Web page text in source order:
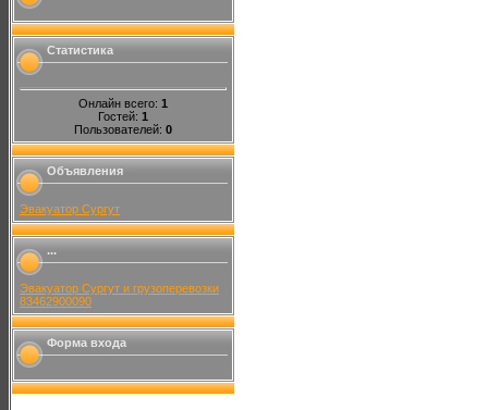
Статистика
Онлайн всего: 1
Гостей: 1
Пользователей: 0
Объявления
Эвакуатор Сургут
...
Эвакуатор Сургут и грузоперевозки
83462900090
Форма входа